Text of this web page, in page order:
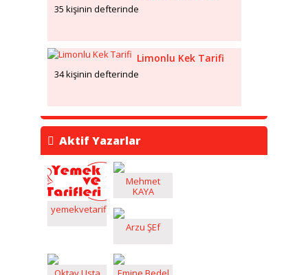
35 kişinin defterinde
Limonlu Kek Tarifi
34 kişinin defterinde
Aktif Yazarlar
yemekvetarifleri
Mehmet
KAYA
Arzu ŞEf